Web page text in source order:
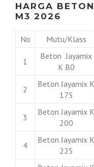
HARGA
M3 2026
No Mutu/Klass
1
Beton Jayamix
K B0
2
Beton Jayamix K
175
3
Beton Jayamix K
200
4
Beton Jayamix K
225